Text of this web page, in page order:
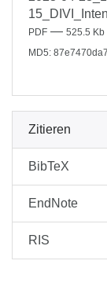
PDF — 525.5 Kb
MD5:
Zitieren
BibTeX
EndNote
RIS